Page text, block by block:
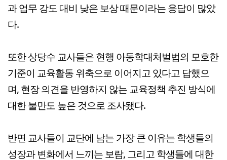
과 업무 강도 대비 낮은 보상 때문이라는 응답이 많았
다.
또한 상당수 교사들은 현행 아동학대처벌법의 모호한
기준이 교육활동 위축으로 이어지고 있다고 답했으
며, 현장 의견을 반영하지 않는 교육정책 추진 방식에
대한 불만도 높은 것으로 조사됐다.
반면 교사들이 교단에 남는 가장 큰 이유는 학생들의
성장과 변화에서 느끼는 보람, 그리고 학생들에 대한